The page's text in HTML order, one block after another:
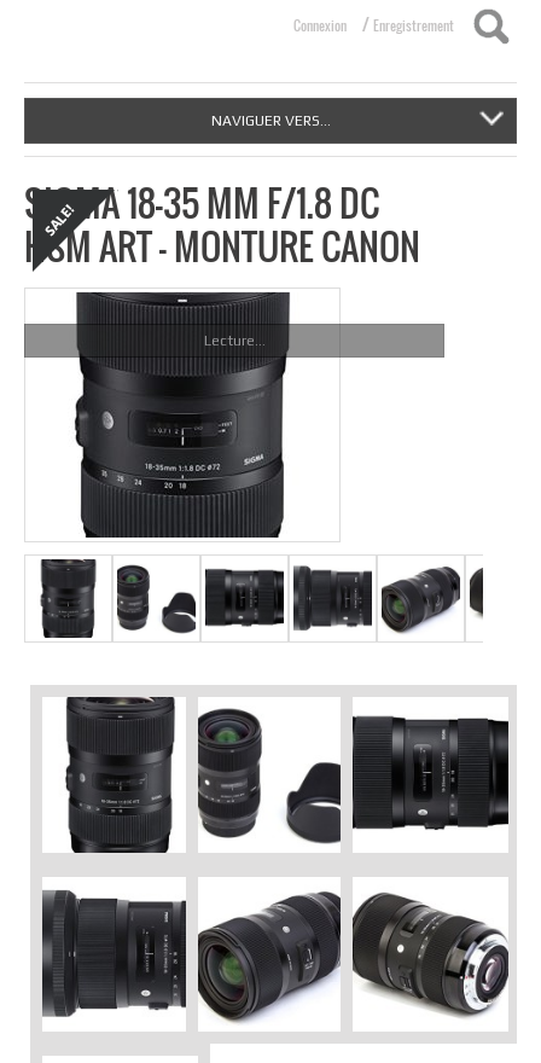
Connexion / Enregistrement
NAVIGUER VERS...
SIGMA 18-35 MM F/1.8 DC
HSM ART – MONTURE CANON
Lecture...